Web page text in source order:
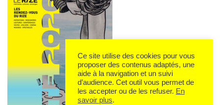
Ce site utilise des cookies pour vous
proposer des contenus adaptés, une
aide à la navigation et un suivi
d’audience. Cet outil vous permet de
les accepter ou de les refuser. En
savoir plus.